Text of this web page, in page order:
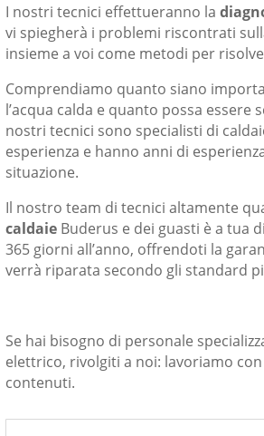
I nostri tecnici effettueranno la
vi spiegherà i problemi riscontrati
insieme a voi come metodi per
Comprendiamo quanto siano
l’acqua calda e quanto possa essere
nostri tecnici sono specialisti di
esperienza e hanno anni di
situazione.
Il nostro team di tecnici altamente
caldaie Buderus e dei guasti è a tua
365 giorni all’anno, offrendoti la
verrà riparata secondo gli standard
Se hai bisogno di personale
elettrico, rivolgiti a noi: lavoriamo
contenuti.